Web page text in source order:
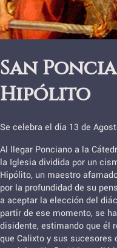
San
Hipólito
Se celebra el día 13 de
Al llegar Ponciano a la
la Iglesia dividida por un
Hipólito, un maestro
por la profundidad de su
a aceptar la elección del
partir de ese momento, se
disidente, estimando que él
que Calixto y sus